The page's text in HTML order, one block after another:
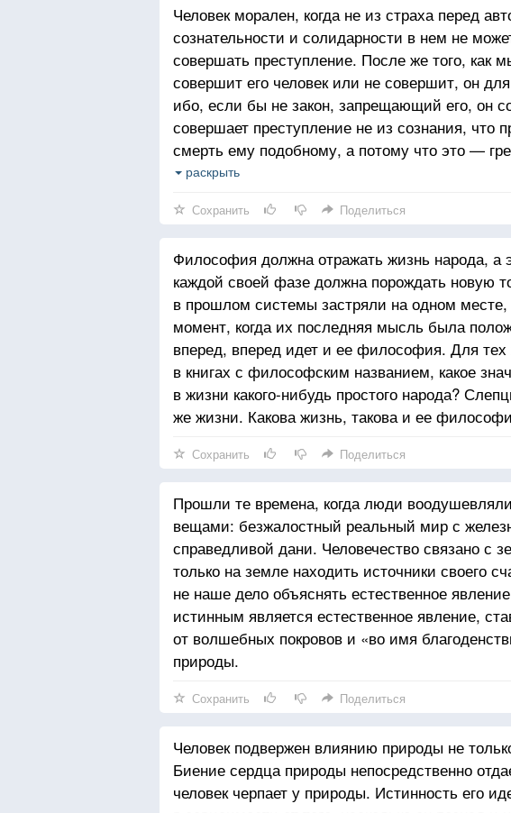
Человек морален, когда не из страха перед
сознательности и солидарности в нем не
совершать преступление. После же того, как
совершит его человек или не совершит, он
ибо, если бы не закон, запрещающий его, он
совершает преступление не из сознания, что
смерть ему подобному, а потому что это —
наказуемо. Иначе говоря, такой человек
нравственность.
раскрыть
Сохранить Поделиться
Философия должна отражать жизнь народа, а
каждой своей фазе должна порождать новую
в прошлом системы застряли на одном
момент, когда их последняя мысль была
вперед, вперед идет и ее философия. Для
в книгах с философским названием, какое
в жизни какого-нибудь простого народа?
же жизни. Какова жизнь, такова и ее
Сохранить Поделиться
Прошли те времена, когда люди
вещами: безжалостный реальный мир с
справедливой дани. Человечество связано с
только на земле находить источники своего
не наше дело объяснять естественное
истинным является естественное явление,
от волшебных покровов и «во имя
природы.
Сохранить Поделиться
Человек подвержен влиянию природы не
Биение сердца природы непосредственно
человек черпает у природы. Истинность его